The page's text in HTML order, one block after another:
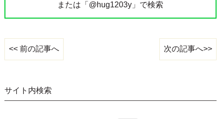
または「@hug1203y」で検索
<< 前の記事へ 次の記事へ>>
サイト内検索